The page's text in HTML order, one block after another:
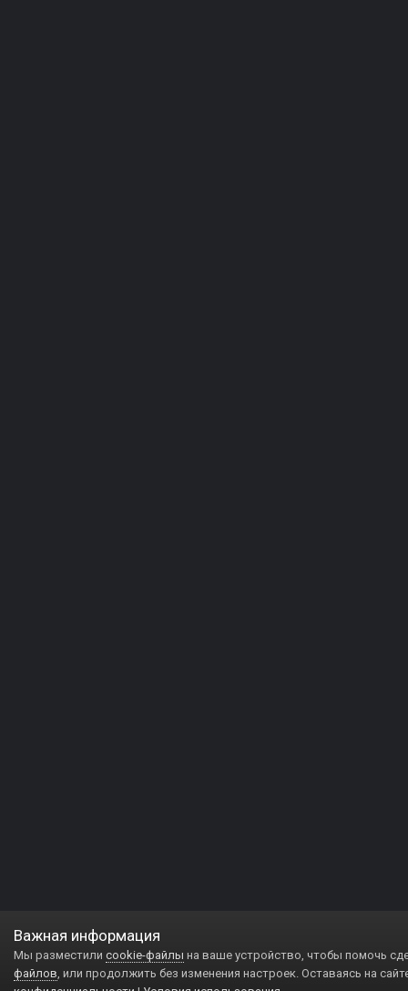
Важная информация
Мы разместили cookie-файлы на ваше устройство, чтобы помочь
файлов, или продолжить без изменения настроек. Оставаясь на